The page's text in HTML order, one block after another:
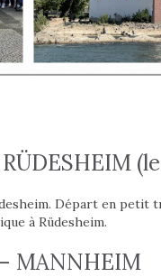
Départ en petit
à Rüdesheim.
MANNHEIM